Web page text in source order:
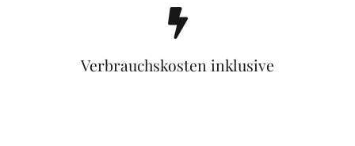
Verbrauchskosten inklusive